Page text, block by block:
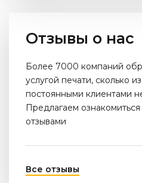
Отзывы о нас
Более 7000 компаний
услугой печати, сколько
постоянными клиентами
Предлагаем
отзывами
Все отзывы